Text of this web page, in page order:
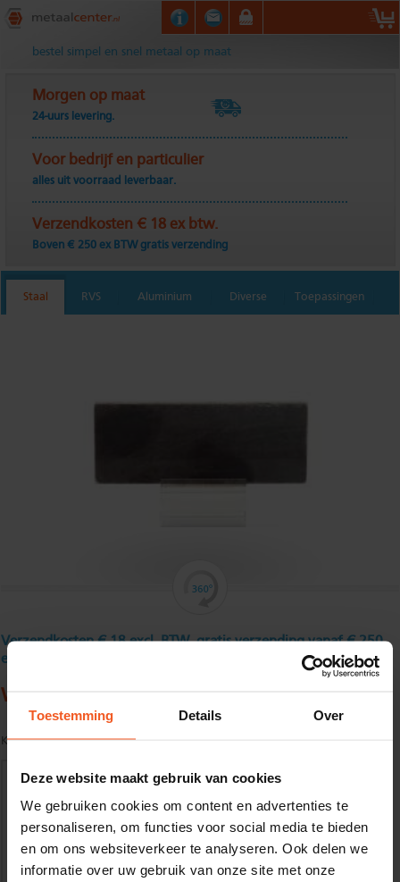
Toestemming Details Over
Deze website maakt gebruik van cookies
We gebruiken cookies om content en advertenties te
personaliseren, om functies voor social media te bieden
en om ons websiteverkeer te analyseren. Ook delen we
informatie over uw gebruik van onze site met onze
Metaalcenter.nl
bestel simpel en snel metaal op maat
Morgen op maat
24-uurs levering.
Voor bedrijf en particulier
alles uit voorraad leverbaar.
Verzendkosten € 18 ex btw.
Boven € 250 ex BTW gratis verzending
Staal RVS Aluminium Diverse Toepassingen
Verzendkosten € 18 excl. BTW, gratis verzending vanaf € 250
excl. BTW
Warmgewalst platstaal 25 x 8 mm
Kwaliteit: S235JR volgens EN10025
Gewenste
lengtemaat in
(max. 2000 mm)